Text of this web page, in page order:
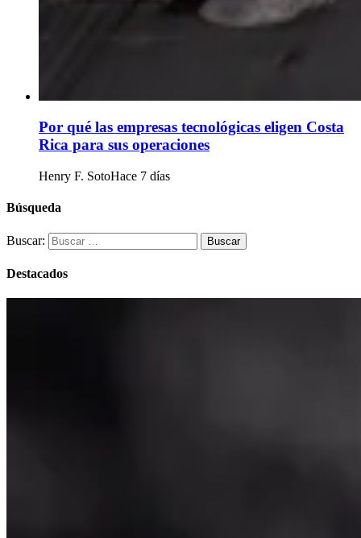
Por qué las empresas tecnológicas eligen Costa
Rica para sus operaciones
Henry F. SotoHace 7 días
Búsqueda
Buscar:
Destacados